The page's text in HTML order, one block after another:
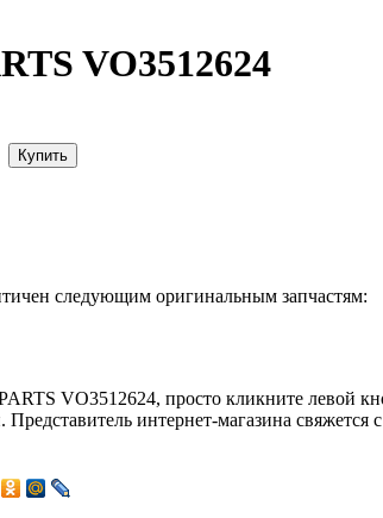
VO3512624
следующим оригинальным запчастям:
VO3512624, просто кликните левой
Представитель интернет-магазина